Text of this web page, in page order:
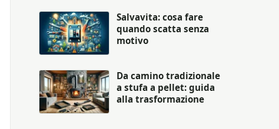
Salvavita: cosa fare
quando scatta senza
motivo
Da camino tradizionale
a stufa a pellet: guida
alla trasformazione